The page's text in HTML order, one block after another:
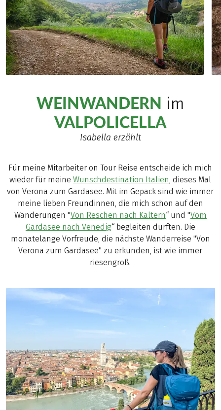
WEINWANDERN im
VALPOLICELLA
Isabella erzählt
Für meine Mitarbeiter on Tour Reise entscheide ich mich
wieder für meineWunschdestination Italien, dieses Mal
von Verona zum Gardasee. Mit im Gepäck sind wie immer
meine lieben Freundinnen, die mich schon auf den
Wanderungen "Von Reschen nach Kaltern“ und "Vom
Gardasee nach Venedig“ begleiten durften. Die
monatelange Vorfreude, die nächste Wanderreise "Von
Verona zum Gardasee" zu erkunden, ist wie immer
riesengroß.